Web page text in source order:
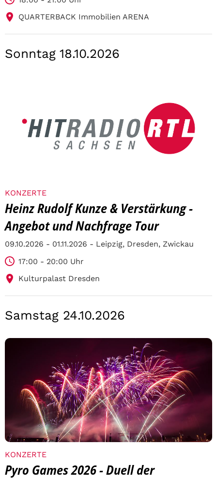
QUARTERBACK Immobilien ARENA
Sonntag 18.10.2026
KONZERTE
Heinz Rudolf Kunze & Verstärkung -
Angebot und Nachfrage Tour
09.10.2026 - 01.11.2026 - Leipzig, Dresden, Zwickau
17:00 - 20:00 Uhr
Kulturpalast Dresden
Samstag 24.10.2026
KONZERTE
Pyro Games 2026 - Duell der